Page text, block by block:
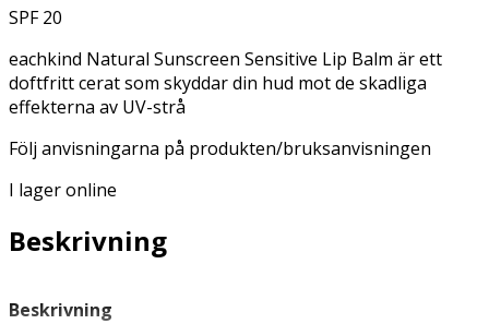
SPF 20
eachkind Natural Sunscreen Sensitive Lip Balm är ett
doftfritt cerat som skyddar din hud mot de skadliga
effekterna av UV-strå
Följ anvisningarna på produkten/bruksanvisningen
I lager online
Beskrivning
Beskrivning